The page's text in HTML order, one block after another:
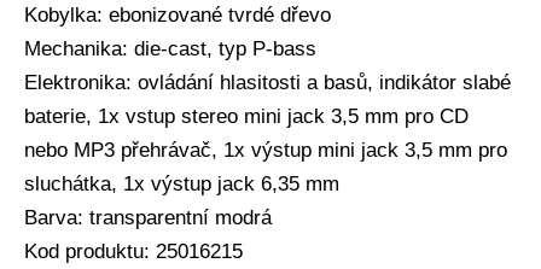
Kobylka: ebonizované tvrdé dřevo
Mechanika: die-cast, typ P-bass
Elektronika: ovládání hlasitosti a basů, indikátor slabé
baterie, 1x vstup stereo mini jack 3,5 mm pro CD
nebo MP3 přehrávač, 1x výstup mini jack 3,5 mm pro
sluchátka, 1x výstup jack 6,35 mm
Barva: transparentní modrá
Kod produktu: 25016215